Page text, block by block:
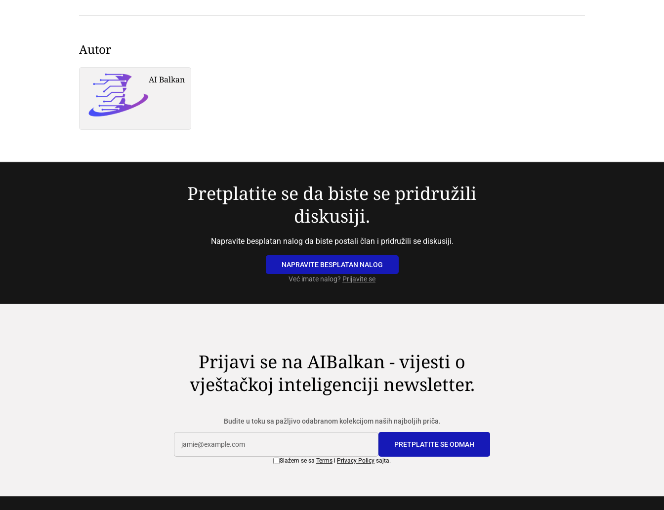
Autor
AI Balkan
Pretplatite se da biste se pridružili
diskusiji.
Napravite besplatan nalog da biste postali član i pridružili se diskusiji.
NAPRAVITE BESPLATAN NALOG
Već imate nalog? Prijavite se
Prijavi se na AIBalkan - vijesti o
vještačkoj inteligenciji newsletter.
Budite u toku sa pažljivo odabranom kolekcijom naših najboljih priča.
PRETPLATITE SE ODMAH
Slažem se sa Terms i Privacy Policy sajta.